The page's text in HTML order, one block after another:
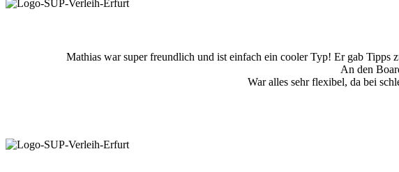
Mathias war super freundlich und ist einfach ein cooler Typ! Er gab Tipps
An den
War alles sehr flexibel, da bei